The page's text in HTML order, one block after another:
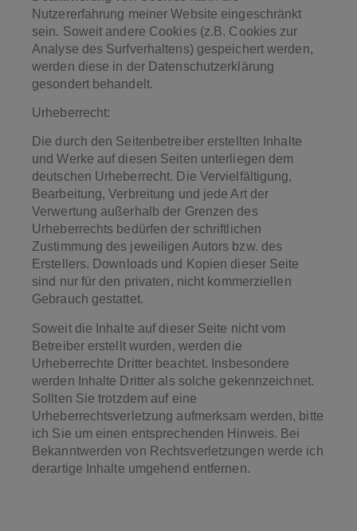
Nutzererfahrung meiner Website eingeschränkt
sein. Soweit andere Cookies (z.B. Cookies zur
Analyse des Surfverhaltens) gespeichert werden,
werden diese in der Datenschutzerklärung
gesondert behandelt.
Urheberrecht:
Die durch den Seitenbetreiber erstellten Inhalte
und Werke auf diesen Seiten unterliegen dem
deutschen Urheberrecht. Die Vervielfältigung,
Bearbeitung, Verbreitung und jede Art der
Verwertung außerhalb der Grenzen des
Urheberrechts bedürfen der schriftlichen
Zustimmung des jeweiligen Autors bzw. des
Erstellers. Downloads und Kopien dieser Seite
sind nur für den privaten, nicht kommerziellen
Gebrauch gestattet.
Soweit die Inhalte auf dieser Seite nicht vom
Betreiber erstellt wurden, werden die
Urheberrechte Dritter beachtet. Insbesondere
werden Inhalte Dritter als solche gekennzeichnet.
Sollten Sie trotzdem auf eine
Urheberrechtsverletzung aufmerksam werden, bitte
ich Sie um einen entsprechenden Hinweis. Bei
Bekanntwerden von Rechtsverletzungen werde ich
derartige Inhalte umgehend entfernen.